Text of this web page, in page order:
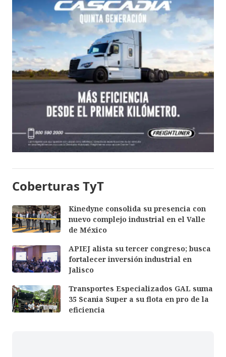
Coberturas TyT
Kinedyne consolida su presencia con
nuevo complejo industrial en el Valle
de México
APIEJ alista su tercer congreso; busca
fortalecer inversión industrial en
Jalisco
Transportes Especializados GAL suma
35 Scania Super a su flota en pro de la
eficiencia